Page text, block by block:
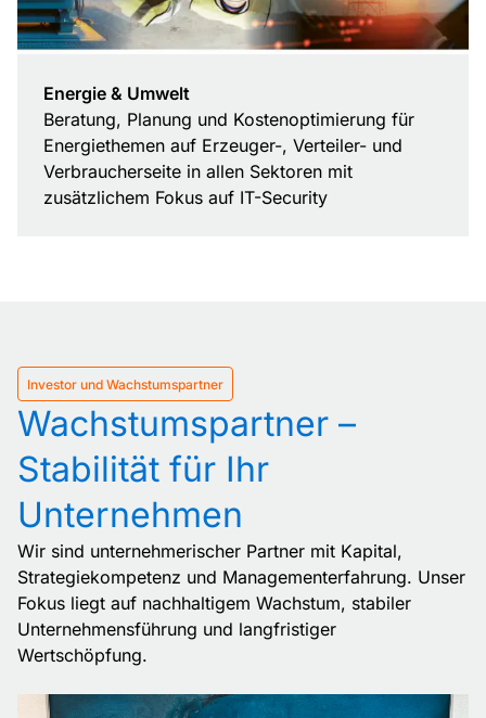
Energie & Umwelt
Beratung, Planung und Kostenoptimierung für
Energiethemen auf Erzeuger-, Verteiler- und
Verbraucherseite in allen Sektoren mit
zusätzlichem Fokus auf IT-Security
Investor und Wachstumspartner
Wachstumspartner –
Stabilität für Ihr
Unternehmen
Wir sind unternehmerischer Partner mit Kapital,
Strategiekompetenz und Managementerfahrung. Unser
Fokus liegt auf nachhaltigem Wachstum, stabiler
Unternehmensführung und langfristiger
Wertschöpfung.